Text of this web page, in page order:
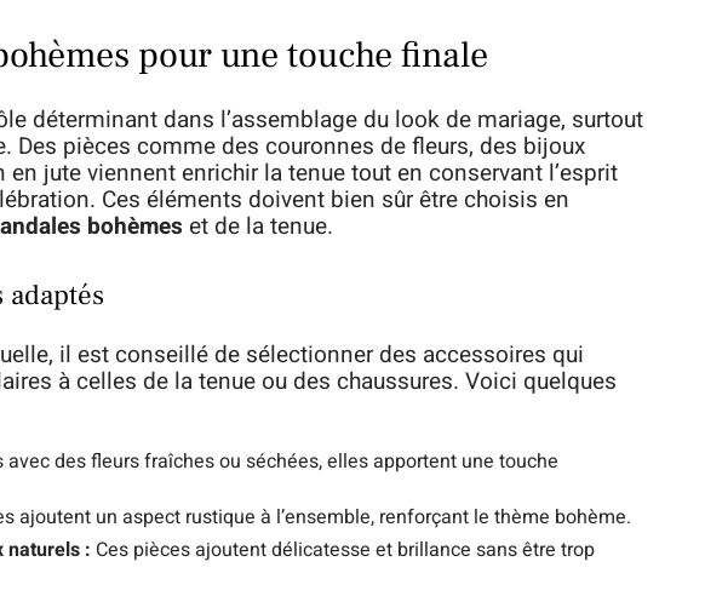
pour une touche finale
déterminant dans l’assemblage du look de mariage, surtout
Des pièces comme des couronnes de fleurs, des bijoux
jute viennent enrichir la tenue tout en conservant l’esprit
Ces éléments doivent bien sûr être choisis en
bohèmes et de la tenue.
adaptés
il est conseillé de sélectionner des accessoires qui
à celles de la tenue ou des chaussures. Voici quelques
avec des fleurs fraîches ou séchées, elles apportent une touche
ajoutent un aspect rustique à l’ensemble, renforçant le thème bohème.
naturels : Ces pièces ajoutent délicatesse et brillance sans être trop